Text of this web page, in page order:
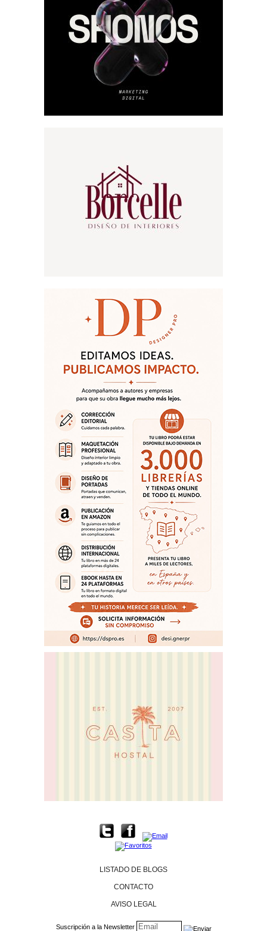
LISTADO DE BLOGS
CONTACTO
AVISO LEGAL
Suscripción a la Newsletter